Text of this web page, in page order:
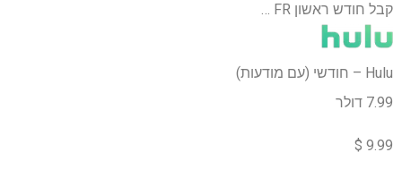
קבל חודש ראשון FR …
Hulu – חודשי (עם מודעות)
7.99 דולר
9.99 $